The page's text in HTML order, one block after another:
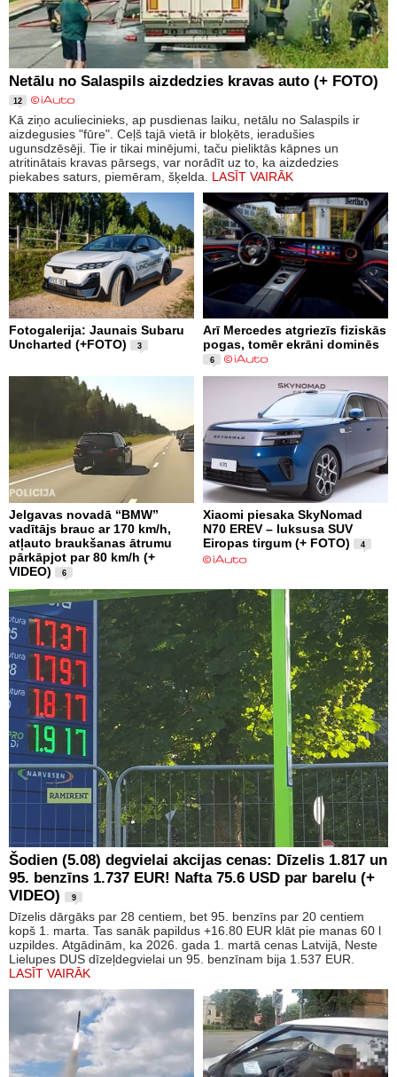
Netālu no Salaspils aizdedzies kravas auto (+ FOTO)
12
Kā ziņo aculiecinieks, ap pusdienas laiku, netālu no Salaspils ir
aizdegusies "fūre". Ceļš tajā vietā ir bloķēts, ieradušies
ugunsdzēsēji. Tie ir tikai minējumi, taču pieliktās kāpnes un
atritinātais kravas pārsegs, var norādīt uz to, ka aizdedzies
piekabes saturs, piemēram, šķelda. LASĪT VAIRĀK
Fotogalerija: Jaunais Subaru
Uncharted (+FOTO)
3
Arī Mercedes atgriezīs fiziskās
pogas, tomēr ekrāni dominēs
6
Jelgavas novadā “BMW”
vadītājs brauc ar 170 km/h,
atļauto braukšanas ātrumu
pārkāpjot par 80 km/h (+
VIDEO)
6
Xiaomi piesaka SkyNomad
N70 EREV – luksusa SUV
Eiropas tirgum (+ FOTO)
4
Šodien (5.08) degvielai akcijas cenas: Dīzelis 1.817 un
95. benzīns 1.737 EUR! Nafta 75.6 USD par barelu (+
VIDEO)
9
Dīzelis dārgāks par 28 centiem, bet 95. benzīns par 20 centiem
kopš 1. marta. Tas sanāk papildus +16.80 EUR klāt pie manas 60 l
uzpildes. Atgādinām, ka 2026. gada 1. martā cenas Latvijā, Neste
Lielupes DUS dīzeļdegvielai un 95. benzīnam bija 1.537 EUR.
LASĪT VAIRĀK